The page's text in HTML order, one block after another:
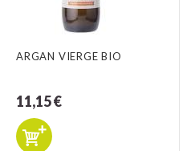
ARGAN VIERGE BIO
11,15 €